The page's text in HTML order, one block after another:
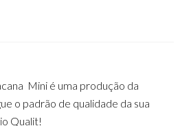
Mini é uma produção da
o padrão de qualidade da sua
Qualit!